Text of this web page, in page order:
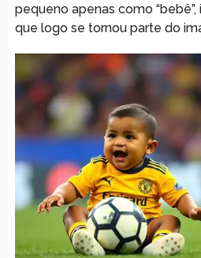
pequeno apenas como
que logo se tornou parte do